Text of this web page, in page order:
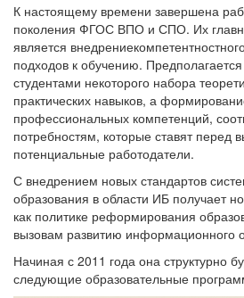
К настоящему времени завершена
поколения ФГОС ВПО и СПО. Их
является
подходов к обучению.
студентами некоторого набора
практических навыков, а
профессиональных компетенций,
потребностям, которые ставят перед
потенциальные работодатели.
С внедрением новых стандартов
образования в области ИБ получает
как политике реформирования
вызовам развитию информационного
Начиная с 2011 года она структурно
следующие образовательные